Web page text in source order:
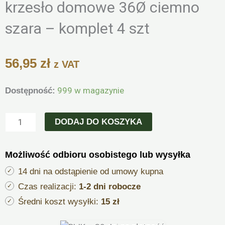
krzesło domowe 36Ø ciemno
szara – komplet 4 szt
56,95 zł z VAT
Dostępność: 999 w magazynie
ilość
dekoracyjna
na
krzesło
domowe
36Ø
DODAJ DO KOSZYKA
Możliwość odbioru osobistego lub wysyłka
14 dni na odstąpienie od umowy kupna
Czas realizacji: 1-2 dni robocze
Średni koszt wysyłki: 15 zł